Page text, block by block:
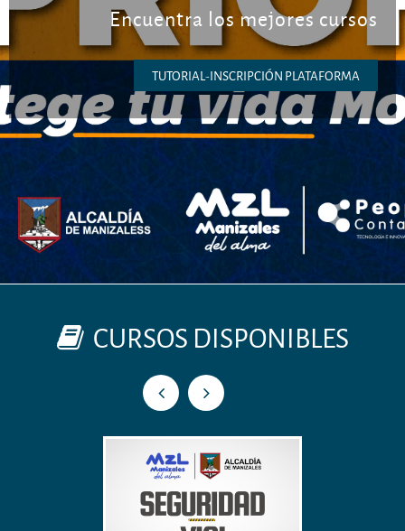
Encuentra los mejores cursos
TUTORIAL-INSCRIPCIÓN PLATAFORMA
CURSOS DISPONIBLES